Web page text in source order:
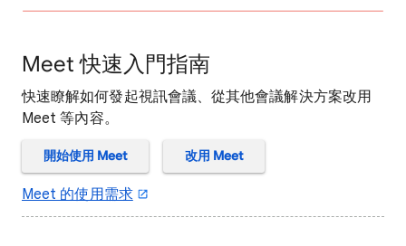
Meet 快速入門指南
快速瞭解如何發起視訊會議、從其他會議解決方案改用
Meet 等內容。
開始使用 Meet 改用 Meet
Meet 的使用需求